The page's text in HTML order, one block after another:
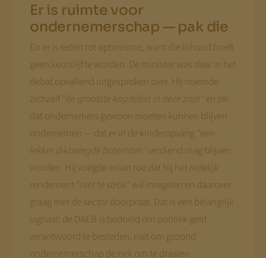
Er is ruimte voor
ondernemerschap — pak die
En er is reden tot optimisme, want die inhoud hoeft
geen keurslijf te worden. De minister was daar in het
debat opvallend uitgesproken over. Hij noemde
zichzelf "de grootste kapitalist in deze zaal"en zei
dat ondernemers gewoon moeten kunnen blijven
ondernemen — dat er in de kinderopvang "een
lekker dikbelegde boterham"verdiend mag blijven
worden. Hij voegde eraan toe dat hij het redelijk
rendement "niet te strak"wil inregelen en daarover
graag met de sector doorpraat. Dat is een belangrijk
signaal: de DAEB is bedoeld om publiek geld
verantwoord te besteden, niet om gezond
ondernemerschap de nek om te draaien.